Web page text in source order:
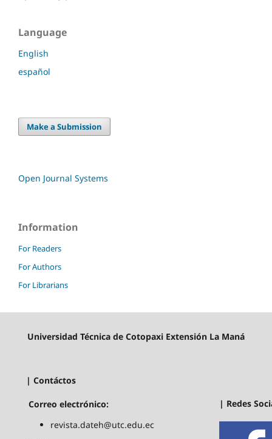
Language
English
español
Make a Submission
Open Journal Systems
Information
For Readers
For Authors
For Librarians
Universidad Técnica de Cotopaxi Extensión La Maná
| Contáctos
Correo electrónico:
revista.dateh@utc.edu.ec
| Redes